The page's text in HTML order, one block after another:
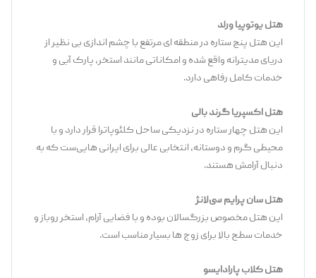
هتل یوتوپیا ورلد
این هتل پنج ستاره در منطقه ‌ای مرتفع با چشم ‌اندازی بی ‌نظیر از
دریای مدیترانه واقع شده و امکاناتی مانند استخر، پارک آبی و
خدمات کامل رفاهی دارد.
هتل اکسپریا گرند بالی
این هتل چهار ستاره در نزدیکی ساحل کلئوپاترا قرار دارد و با
محیطی گرم و دوستانه، انتخابی عالی برای ایرانی‌ هایی‌ست که به
دنبال آرامش هستند.
هتل سان ‌پرایم سی‌لانژ
این هتل مخصوص بزرگسالان بوده و با فضایی آرام، استخر روباز و
خدمات سطح بالا برای زوج‌ ها بسیار مناسب است.
هتل کلاب پارادایسو